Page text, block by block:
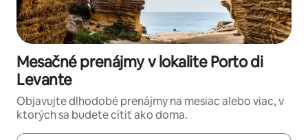
Mesačné prenájmy v lokalite Porto di
Levante
Objavujte dlhodobé prenájmy na mesiac alebo viac, v
ktorých sa budete cítiť ako doma.